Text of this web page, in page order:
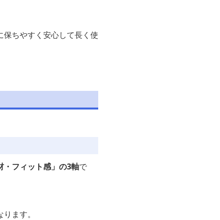
ちやすく安心して長く使
・フィット感」の3軸で
ます。